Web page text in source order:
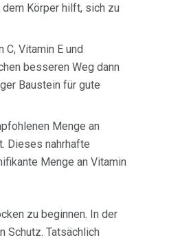
Körper hilft, sich zu
Vitamin E und
besseren Weg dann
Baustein für gute
Menge an
Dieses nahrhafte
Menge an Vitamin
zu beginnen. In der
Schutz. Tatsächlich